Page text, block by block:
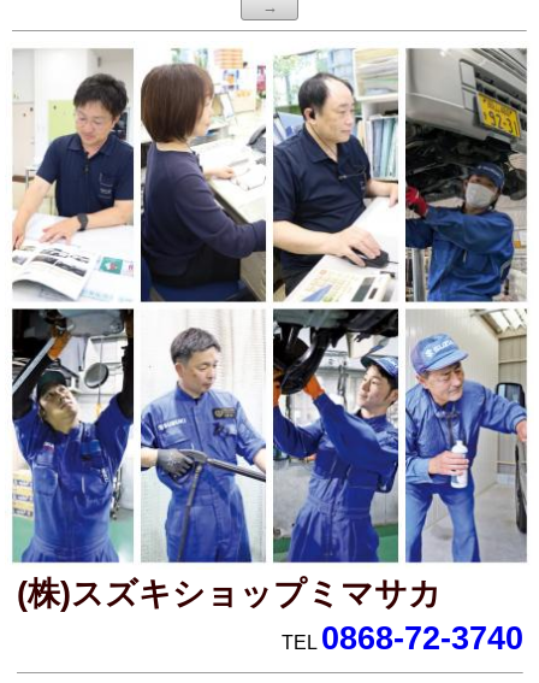
→
(株)スズキショップミマサカ
TEL 0868-72-3740